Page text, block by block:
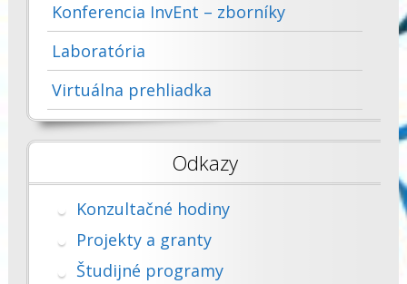
Konferencia InvEnt – zborníky
Laboratória
Virtuálna prehliadka
Odkazy
Konzultačné hodiny
Projekty a granty
Študijné programy